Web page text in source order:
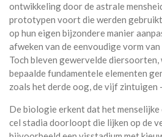
ontwikkeling door de astrale
prototypen voort die werden
op hun eigen bijzondere manier
afweken van de eenvoudige vorm
Toch bleven gewervelde diersoorten,
bepaalde fundamentele elementen
zoals het derde oog, de vijf zintuigen
De biologie erkent dat het
cel stadia doorloopt die lijken op de